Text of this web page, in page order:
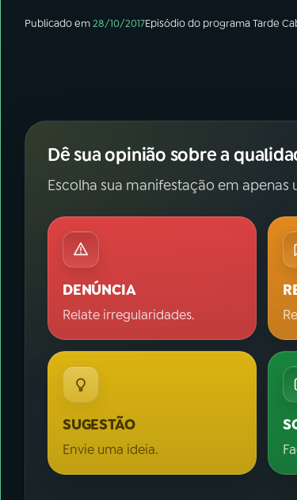
Publicado em28/10/2017Episódiodo programaTarde
Dê sua opinião sobre a
Escolha sua manifestação em apenas
DENÚNCIA
Relate irregularidades.
SUGESTÃO
Envie uma ideia.